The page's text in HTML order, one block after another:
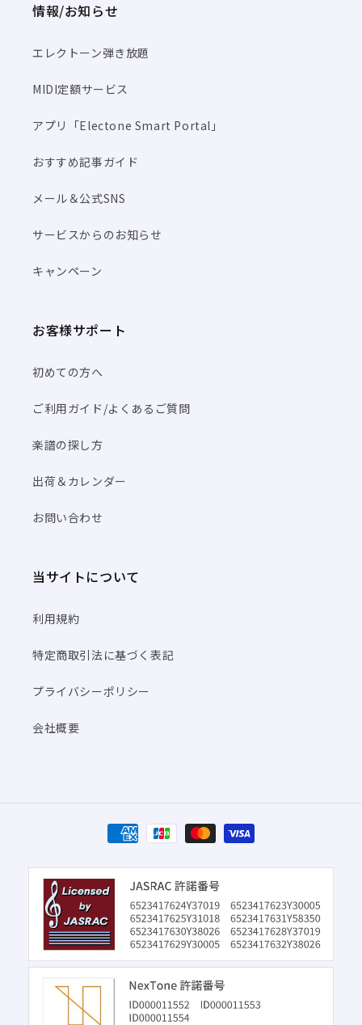
情報/お知らせ
エレクトーン弾き放題
MIDI定額サービス
アプリ「Electone Smart Portal」
おすすめ記事ガイド
メール＆公式SNS
サービスからのお知らせ
キャンペーン
お客様サポート
初めての方へ
ご利用ガイド/よくあるご質問
楽譜の探し方
出荷＆カレンダー
お問い合わせ
当サイトについて
利用規約
特定商取引法に基づく表記
プライバシーポリシー
会社概要
決
済
方
法